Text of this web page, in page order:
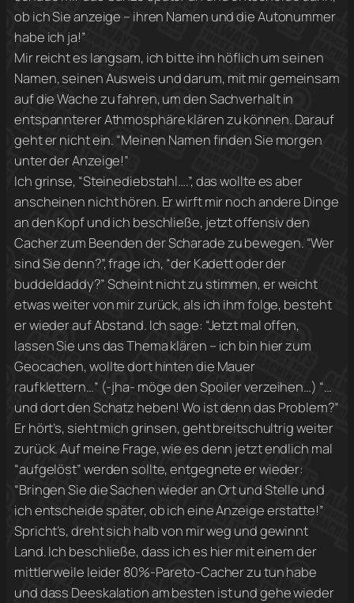
ob ich Sie anzeige – ihren Namen und die Autonummer
habe ich ja!”
Mir reicht es langsam, ich bitte ihn höflich um seinen
Namen, seinen Ausweis und darum, mit mir gemeinsam
auf die Wache zu fahren, um den Sachverhalt in
entspannterer Athmosphäre klären zu können. Darauf
geht er nicht ein. “Meinen Namen finden Sie morgen
unter der Anzeige!”
Ich grinse, “Steinediebstahl….”, das wollte es aber
anscheinen nicht hören. Er wirft mir noch andere Dinge
an den Kopf und ich beschließe, jetzt offensiv den
Cacher zum Beenden der Scharade zu bewegen. “Wer
sind Sie denn?”, frage ich, “der Kadett oder der
buddeldaddy?” Scheint nicht zu stimmen, er weicht
etwas weiter von mir zurück, als ich ihm folge, besteht
er wieder auf Abstand. Ich sage: “Jetzt mal offen,
lassen Sie uns das Thema klären – ich bin hier zum
Geocachen, wollte dort hinten die Mauer
raufklettern…” (-jha- möge den Spoiler verzeihen…) “…
und dort den Schatz heben! Wo ist denn das Problem?”
Er hört’s, sieht mich grinsen, geht breitschultrig weiter
zurück. Auf meine Frage, wie es denn jetzt endlich mal
“aufgelöst” werden sollte, entgegnete er wieder:
“Bringen Sie die Sachen wieder an Ort und Stelle und
ich entscheide später, ob ich eine Anzeige erstatte!”
Spricht’s, dreht sich halb von mir weg und gewinnt
Land. Ich beschließe, dass ich es hier mit einem der
mittlerweile leider 80%-Pareto-Cacher zu tun habe
und dass Deeskalation am besten ist und gehe wieder